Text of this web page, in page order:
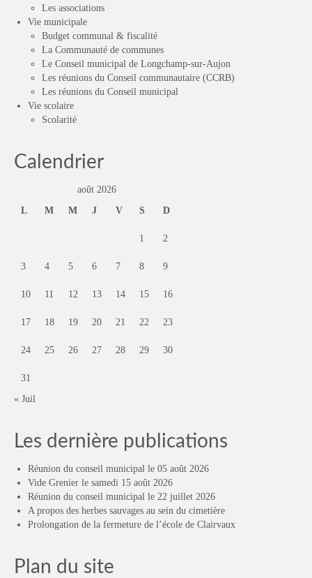
Les associations
Vie municipale
Budget communal & fiscalité
La Communauté de communes
Le Conseil municipal de Longchamp-sur-Aujon
Les réunions du Conseil communautaire (CCRB)
Les réunions du Conseil municipal
Vie scolaire
Scolarité
Calendrier
août 2026
L
M M J V S D
1 2
3 4 5 6 7 8 9
10 11 12 13 14 15 16
17 18 19 20 21 22 23
24 25 26 27 28 29 30
31
« Juil
Les dernière publications
Réunion du conseil municipal le 05 août 2026
Vide Grenier le samedi 15 août 2026
Réunion du conseil municipal le 22 juillet 2026
A propos des herbes sauvages au sein du cimetière
Prolongation de la fermeture de l’école de Clairvaux
Plan du site